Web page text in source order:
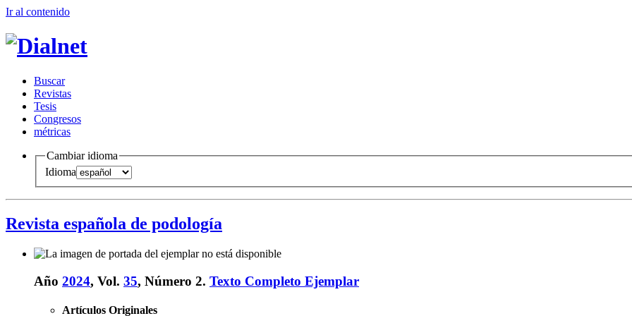
Ir al contenido
Buscar
Revistas
Tesis
Congresos
métricas
Cambiar idioma
Idioma
Revista española de podología
Año 2024, Vol. 35, Número 2. Texto Completo Ejemplar
Artículos Originales